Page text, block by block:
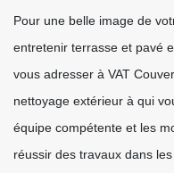
Pour une belle image de
entretenir terrasse et pavé
vous adresser à VAT
nettoyage extérieur à qui
équipe compétente et les
réussir des travaux dans